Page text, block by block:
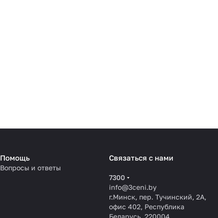
Помощь
Вопросы и ответы
Связаться с нами
7300
info@3ceni.by
г.Минск, пер. Тучинский, 2А,
офис 402, Республика
Беларусь, 220004